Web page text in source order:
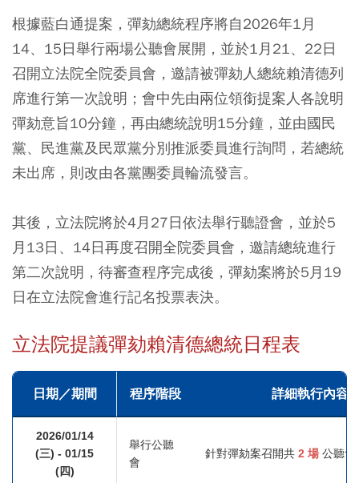
根據藍白通提案，彈劾總統程序將自2026年1月
14、15日舉行兩場公聽會展開，並於1月21、22日
召開立法院全院委員會，邀請被彈劾人總統賴清德列
席進行第一次說明；會中先由兩位領銜提案人各說明
彈劾意旨10分鐘，再由總統說明15分鐘，並由國民
黨、民進黨及民眾黨分別推派委員進行詢問，若總統
未出席，則改由各黨團委員輪流發言。
其後，立法院將於4月27日依法舉行聽證會，並於5
月13日、14日再度召開全院委員會，邀請總統進行
第二次說明，待審查程序完成後，彈劾案將於5月19
日在立法院會進行記名投票表決。
立法院提議彈劾賴清德總統日程表
日期／期間 程序階段 詳細執行內容
2026/01/14
(三) - 01/15
(四)
舉行公聽
會
針對彈劾案召開共 2 場 公聽會